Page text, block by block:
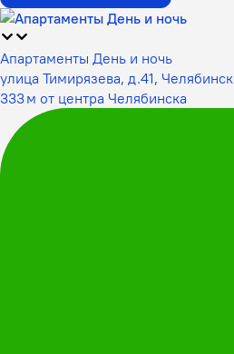
Апартаменты День и ночь
улица Тимирязева, д.41, Челябинск
333 м от центра Челябинска